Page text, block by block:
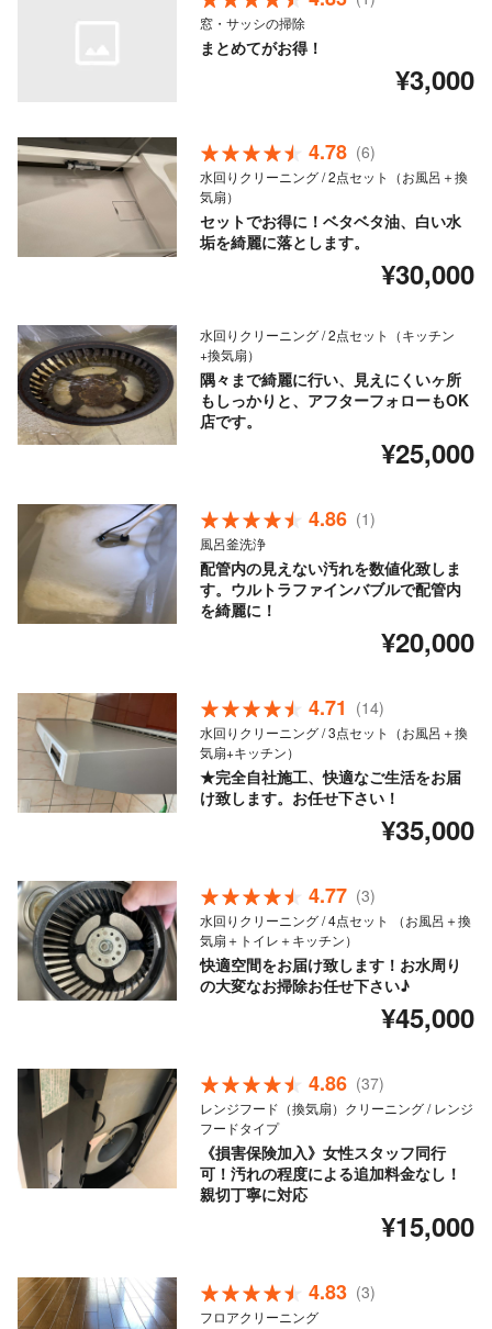
窓・サッシの掃除
まとめてがお得！
¥3,000
4.78 (6)
水回りクリーニング / 2点セット（お風呂＋換
気扇）
セットでお得に！ベタベタ油、白い水
垢を綺麗に落とします。
¥30,000
水回りクリーニング / 2点セット（キッチン
+換気扇）
隅々まで綺麗に行い、見えにくいヶ所
もしっかりと、アフターフォローもOK
店です。
¥25,000
4.86 (1)
風呂釜洗浄
配管内の見えない汚れを数値化致しま
す。ウルトラファインバブルで配管内
を綺麗に！
¥20,000
4.71 (14)
水回りクリーニング / 3点セット（お風呂＋換
気扇+キッチン）
★完全自社施工、快適なご生活をお届
け致します。お任せ下さい！
¥35,000
4.77 (3)
水回りクリーニング / 4点セット （お風呂＋換
気扇＋トイレ＋キッチン）
快適空間をお届け致します！お水周り
の大変なお掃除お任せ下さい♪
¥45,000
4.86 (37)
レンジフード（換気扇）クリーニング / レンジ
フードタイプ
《損害保険加入》女性スタッフ同行
可！汚れの程度による追加料金なし！
親切丁寧に対応
¥15,000
4.83 (3)
フロアクリーニング